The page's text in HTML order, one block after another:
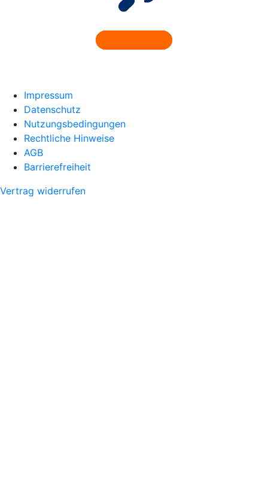
Impressum
Datenschutz
Nutzungsbedingungen
Rechtliche Hinweise
AGB
Barrierefreiheit
Vertrag widerrufen